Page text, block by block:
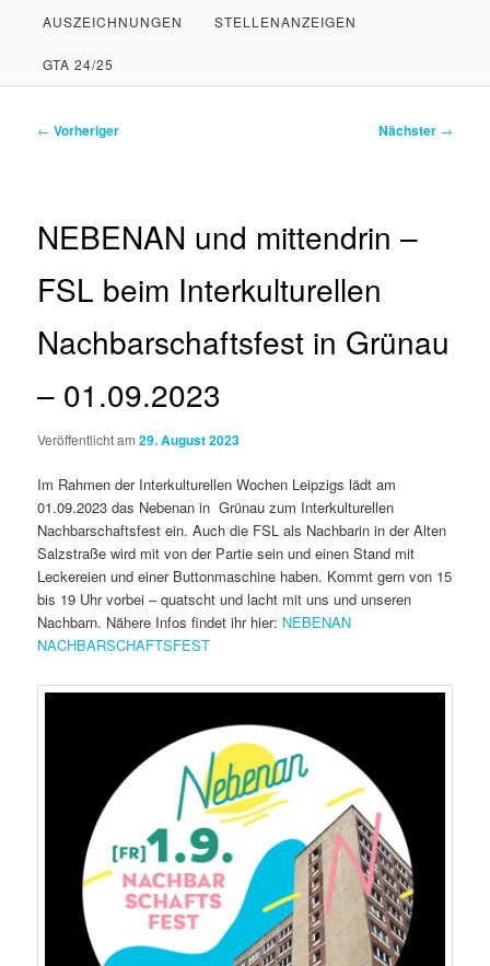
PRIMÄREN
INHALT
SPRINGEN
SEKUNDÄREN
INHALT
SPRINGEN
AUSZEICHNUNGEN STELLENANZEIGEN
GTA 24/25
Beitragsnavigation
← Vorheriger Nächster →
NEBENAN und mittendrin –
FSL beim Interkulturellen
Nachbarschaftsfest in Grünau
– 01.09.2023
Veröffentlicht am29. August 2023
Im Rahmen der Interkulturellen Wochen Leipzigs lädt am
01.09.2023 das Nebenan in Grünau zum Interkulturellen
Nachbarschaftsfest ein. Auch die FSL als Nachbarin in der Alten
Salzstraße wird mit von der Partie sein und einen Stand mit
Leckereien und einer Buttonmaschine haben. Kommt gern von 15
bis 19 Uhr vorbei – quatscht und lacht mit uns und unseren
Nachbarn. Nähere Infos findet ihr hier: NEBENAN
NACHBARSCHAFTSFEST